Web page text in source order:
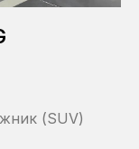
(SUV)